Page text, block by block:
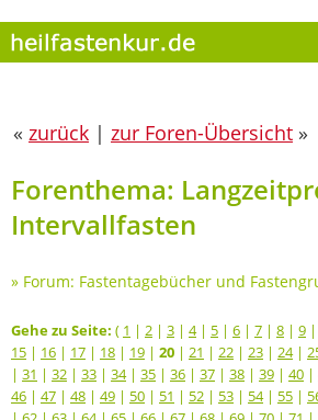
« zurück | zur Foren-Übersicht »
Forenthema:
Intervallfasten
» Forum: Fastentagebücher und
Gehe zu Seite: ( 1 | 2 | 3 | 4| 5 | 6 | 7 | 8 | 9 |
15 | 16 | 17 | 18 | 19 | 20 | 21 | 22 | 23 | 24|
| 31 | 32 | 33 | 34| 35 | 36 | 37 | 38 | 39 | 40 |
46 | 47 | 48 | 49 | 50 | 51 | 52 | 53 | 54| 55 |